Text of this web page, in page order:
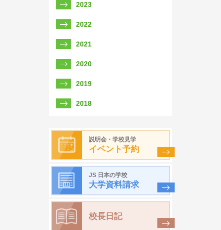
2023
2022
2021
2020
2019
2018
説明会・学校見学
イベント予約
JS 日本の学校
大学資料請求
校長日記